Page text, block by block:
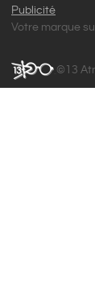
Publicité
Votre marque
©13